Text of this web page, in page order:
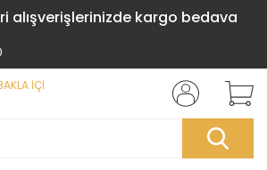
alışverişlerinizde kargo bedava